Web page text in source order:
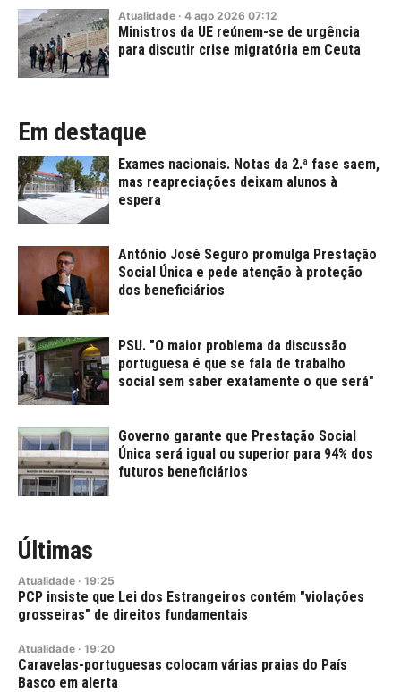
Atualidade · 4 ago 2026 07:12
Ministros da UE reúnem-se de urgência
para discutir crise migratória em Ceuta
Em destaque
Exames nacionais. Notas da 2.ª fase saem,
mas reapreciações deixam alunos à
espera
António José Seguro promulga Prestação
Social Única e pede atenção à proteção
dos beneficiários
PSU. "O maior problema da discussão
portuguesa é que se fala de trabalho
social sem saber exatamente o que será"
Governo garante que Prestação Social
Única será igual ou superior para 94% dos
futuros beneficiários
Últimas
Atualidade · 19:25
PCP insiste que Lei dos Estrangeiros contém "violações
grosseiras" de direitos fundamentais
Atualidade · 19:20
Caravelas-portuguesas colocam várias praias do País
Basco em alerta